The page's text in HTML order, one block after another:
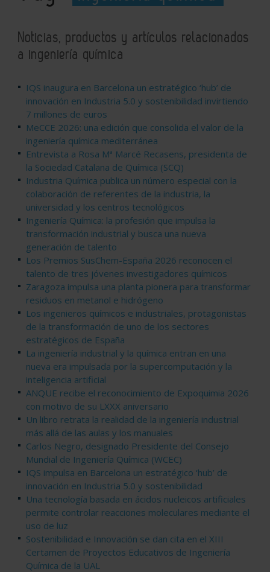
Noticias, productos y artículos relacionados
a ingeniería química
IQS inaugura en Barcelona un estratégico ‘hub’ de
innovación en Industria 5.0 y sostenibilidad invirtiendo
7 millones de euros
MeCCE 2026: una edición que consolida el valor de la
ingeniería química mediterránea
Entrevista a Rosa Mª Marcé Recasens, presidenta de
la Sociedad Catalana de Química (SCQ)
Industria Química publica un número especial con la
colaboración de referentes de la industria, la
universidad y los centros tecnológicos
Ingeniería Química: la profesión que impulsa la
transformación industrial y busca una nueva
generación de talento
Los Premios SusChem-España 2026 reconocen el
talento de tres jóvenes investigadores químicos
Zaragoza impulsa una planta pionera para transformar
residuos en metanol e hidrógeno
Los ingenieros químicos e industriales, protagonistas
de la transformación de uno de los sectores
estratégicos de España
La ingeniería industrial y la química entran en una
nueva era impulsada por la supercomputación y la
inteligencia artificial
ANQUE recibe el reconocimiento de Expoquimia 2026
con motivo de su LXXX aniversario
Un libro retrata la realidad de la ingeniería industrial
más allá de las aulas y los manuales
Carlos Negro, designado Presidente del Consejo
Mundial de Ingeniería Química (WCEC)
IQS impulsa en Barcelona un estratégico ‘hub’ de
innovación en Industria 5.0 y sostenibilidad
Una tecnología basada en ácidos nucleicos artificiales
permite controlar reacciones moleculares mediante el
uso de luz
Sostenibilidad e Innovación se dan cita en el XIII
Certamen de Proyectos Educativos de Ingeniería
Química de la UAL